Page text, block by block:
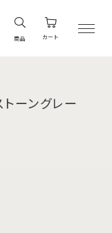
商品 カート
ーングレー